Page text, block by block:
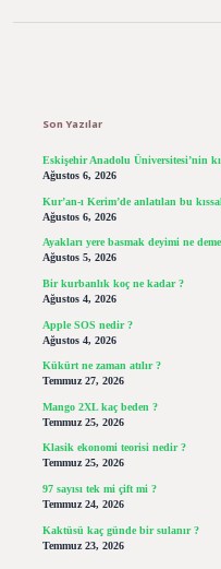
Son Yazılar
Eskişehir Anadolu Üniversitesi’nin
Ağustos 6, 2026
Kur’an-ı Kerim’de anlatılan bu
Ağustos 6, 2026
Ayakları yere basmak deyimi ne
Ağustos 5, 2026
Bir kurbanlık koç ne kadar ?
Ağustos 4, 2026
Apple SOS nedir ?
Ağustos 4, 2026
Kükürt ne zaman atılır ?
Temmuz 27, 2026
Mango 2XL kaç beden ?
Temmuz 25, 2026
Klasik ekonomi teorisi nedir ?
Temmuz 25, 2026
97 sayısı tek mi çift mi ?
Temmuz 24, 2026
Kaktüsü kaç günde bir sulanır ?
Temmuz 23, 2026